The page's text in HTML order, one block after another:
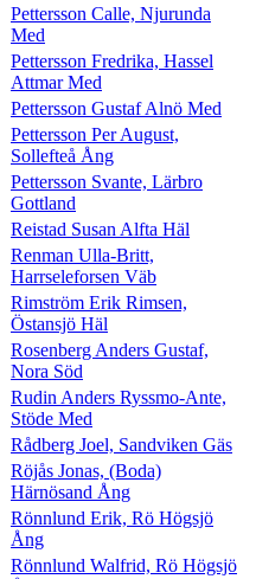
Pettersson Calle, Njurunda
Med
Pettersson Fredrika, Hassel
Attmar Med
Pettersson Gustaf Alnö Med
Pettersson Per August,
Sollefteå Ång
Pettersson Svante, Lärbro
Gottland
Reistad Susan Alfta Häl
Renman Ulla-Britt,
Harrseleforsen Väb
Rimström Erik Rimsen,
Östansjö Häl
Rosenberg Anders Gustaf,
Nora Söd
Rudin Anders Ryssmo-Ante,
Stöde Med
Rådberg Joel, Sandviken Gäs
Röjås Jonas, (Boda)
Härnösand Ång
Rönnlund Erik, Rö Högsjö
Ång
Rönnlund Walfrid, Rö Högsjö